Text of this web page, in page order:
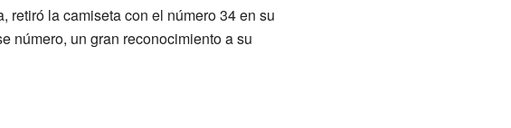
retiró la camiseta con el número 34 en su
número, un gran reconocimiento a su